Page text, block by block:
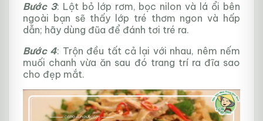
Bước 3: Lột bỏ lớp rơm, bọc nilon và lá ổi bên
ngoài bạn sẽ thấy lớp tré thơm ngon và hấp
dẫn; hãy dùng đũa để đánh tơi tré ra.
Bước 4: Trộn đều tất cả lại với nhau, nêm nếm
muối chanh vừa ăn sau đó trang trí ra đĩa sao
cho đẹp mắt.